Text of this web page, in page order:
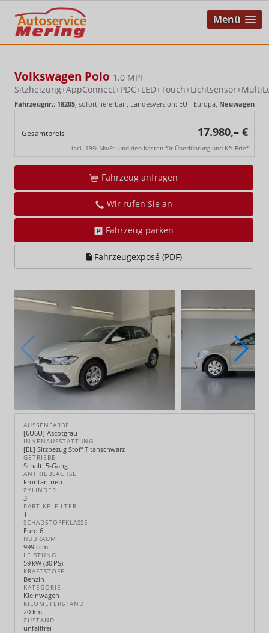
Menü
Volkswagen Polo 1.0 MPI
Fahrzeugnr.: 18205, sofort lieferbar, Landesversion: EU - Europa, Neuwagen
Gesamtpreis 17.980,– €
incl. 19% MwSt. und den Kosten für Überführung und Kfz-Brief
Fahrzeug anfragen
Wir rufen Sie an
Fahrzeug parken
Fahrzeugexposé (PDF)
AUSSENFARBE
[6U6U] Ascotgrau
INNENAUSSTATTUNG
[EL] Sitzbezug Stoff Titanschwarz
GETRIEBE
Schalt. 5-Gang
ANTRIEBSACHSE
Frontantrieb
ZYLINDER
3
PARTIKELFILTER
1
SCHADSTOFFKLASSE
Euro 6
HUBRAUM
999 ccm
LEISTUNG
59 kW (80 PS)
KRAFTSTOFF
Benzin
KATEGORIE
Kleinwagen
KILOMETERSTAND
20 km
ZUSTAND
unfallfrei